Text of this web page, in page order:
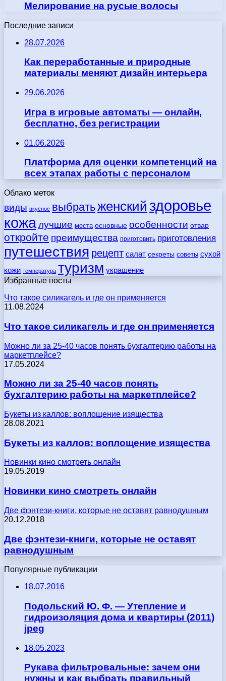
Мелирование на русые волосы
Последние записи
28.07.2026
Как переработанные и природные
материалы меняют дизайн интерьера
29.06.2026
Игра в игровые автоматы — онлайн,
бесплатно, без регистрации
01.06.2026
Платформа для оценки компетенций на
всех этапах работы с персоналом
Облако меток
виды вкусное выбратьженский здоровье
кожалучшие места основные особенности отвар
откройте преимущества приготовить приготовления
путешествия рецепт салат секреты советы сухой
кожи температура туризм украшение
Избранные посты
Что такое силикагель и где он применяется
11.08.2024
Что такое силикагель и где он применяется
Можно ли за 25-40 часов понять бухгалтерию работы на
маркетплейсе?
17.05.2024
Можно ли за 25-40 часов понять
бухгалтерию работы на маркетплейсе?
Букеты из каллов: воплощение изящества
28.08.2021
Букеты из каллов: воплощение изящества
Новинки кино смотреть онлайн
19.05.2019
Новинки кино смотреть онлайн
Две фэнтези-книги, которые не оставят равнодушным
20.12.2018
Две фэнтези-книги, которые не оставят
равнодушным
Популярные публикации
18.07.2016
Подольский Ю. Ф. — Утепление и
гидроизоляция дома и квартиры (2011)
jpeg
18.05.2023
Рукава фильтровальные: зачем они
нужны и как выбрать правильный